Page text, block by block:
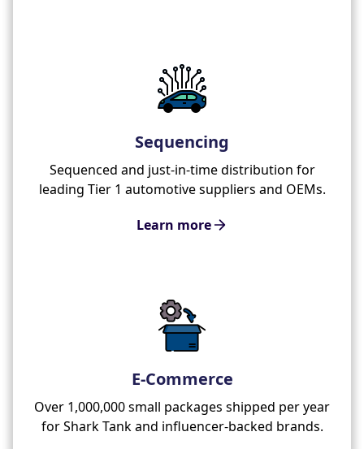
Sequencing
Sequenced and just-in-time distribution for
leading Tier 1 automotive suppliers and OEMs.
Learn more
E-Commerce
Over 1,000,000 small packages shipped per year
for Shark Tank and influencer-backed brands.